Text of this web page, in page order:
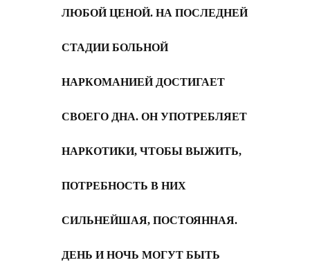
ЛЮБОЙ ЦЕНОЙ. НА ПОСЛЕДНЕЙ
СТАДИИ БОЛЬНОЙ
НАРКОМАНИЕЙ ДОСТИГАЕТ
СВОЕГО ДНА. ОН УПОТРЕБЛЯЕТ
НАРКОТИКИ, ЧТОБЫ ВЫЖИТЬ,
ПОТРЕБНОСТЬ В НИХ
СИЛЬНЕЙШАЯ, ПОСТОЯННАЯ.
ДЕНЬ И НОЧЬ МОГУТ БЫТЬ